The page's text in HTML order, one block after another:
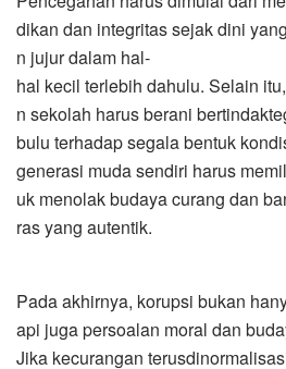
dikan dan integritas sejak dini
n jujur dalam hal-
hal kecil terlebih dahulu. Selain
n sekolah harus berani
bulu terhadap segala bentuk
generasi muda sendiri harus
uk menolak budaya curang dan
ras yang autentik.
Pada akhirnya, korupsi bukan
api juga persoalan moral dan
Jika kecurangan